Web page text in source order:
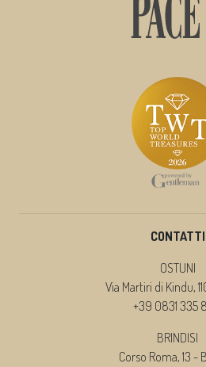
CONTATTI
OSTUNI
Via Martiri di Kindu,
+39 0831 335
BRINDISI
Corso Roma, 13 -